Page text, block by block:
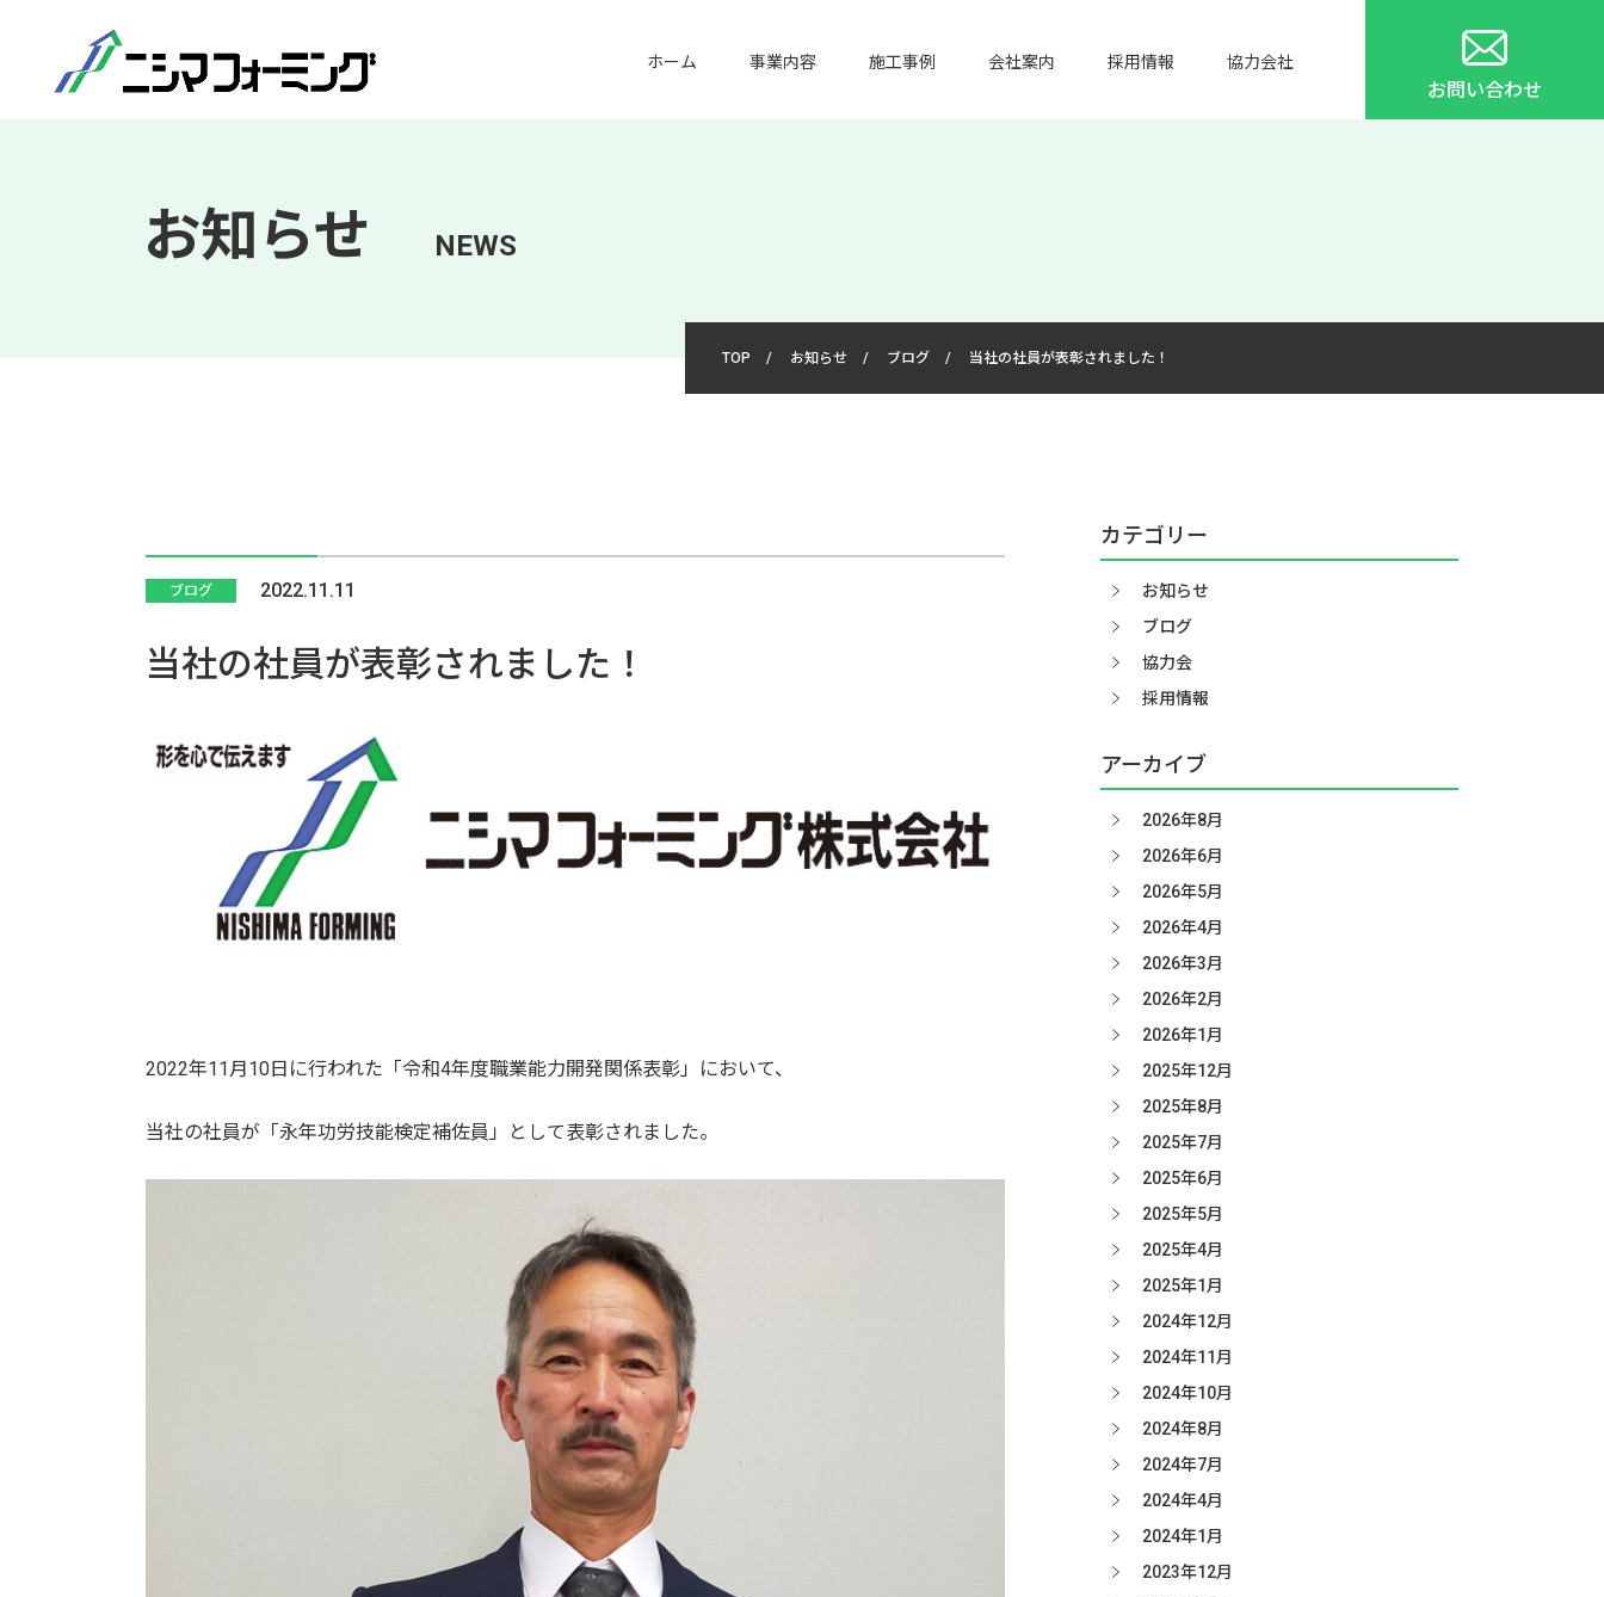
ホーム 事業内容 施工事例 会社案内 採用情報 協力会社
お問い合わせ
お知らせ NEWS
TOP / お知らせ / ブログ / 当社の社員が表彰されました！
ブログ 2022.11.11
当社の社員が表彰されました！
2022年11月10日に行われた「令和4年度職業能力開発関係表彰」において、
当社の社員が「永年功労技能検定補佐員」として表彰されました。
カテゴリー
お知らせ
ブログ
協力会
採用情報
アーカイブ
2026年8月
2026年6月
2026年5月
2026年4月
2026年3月
2026年2月
2026年1月
2025年12月
2025年8月
2025年7月
2025年6月
2025年5月
2025年4月
2025年1月
2024年12月
2024年11月
2024年10月
2024年8月
2024年7月
2024年4月
2024年1月
2023年12月